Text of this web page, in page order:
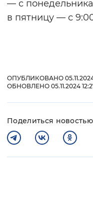
— с понедельника
в пятницу — с
ОПУБЛИКОВАНО 05.11.2024
ОБНОВЛЕНО 05.11.2024
Поделиться новостью